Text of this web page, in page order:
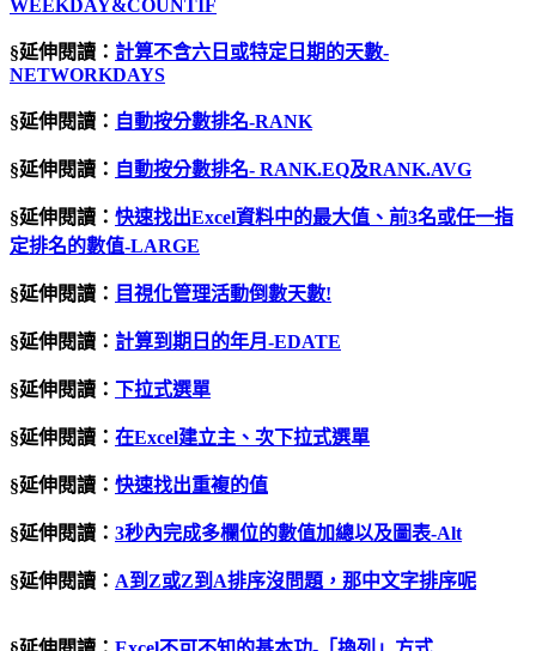
WEEKDAY&COUNTIF
§延伸閱讀： 計算不含六日或特定日期的天數-
NETWORKDAYS
§延伸閱讀： 自動按分數排名-RANK
§延伸閱讀： 自動按分數排名- RANK.EQ及RANK.AVG
§延伸閱讀： 快速找出Excel資料中的最大值、前3名或任一指
定排名的數值-LARGE
§延伸閱讀： 目視化管理活動倒數天數!
§延伸閱讀： 計算到期日的年月-EDATE
§延伸閱讀： 下拉式選單
§延伸閱讀： 在Excel建立主、次下拉式選單
§延伸閱讀： 快速找出重複的值
§延伸閱讀： 3秒內完成多欄位的數值加總以及圖表-Alt
§延伸閱讀： A到 Z或Z到 A排序沒問題，那中文字排序呢